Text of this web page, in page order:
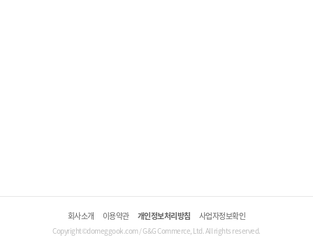
회사소개 이용약관 개인정보처리방침 사업자정보확인
Copyright©domeggook.com / G&G Commerce, Ltd. All rights reserved.